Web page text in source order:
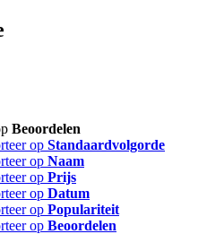
Beoordelen
op Standaardvolgorde
op Naam
op Prijs
op Datum
op Populariteit
op Beoordelen